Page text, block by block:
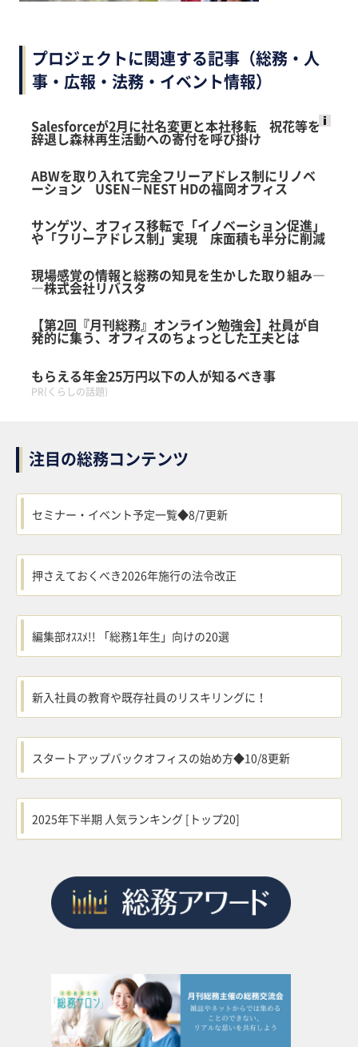
プロジェクトに関連する記事（総務・人
事・広報・法務・イベント情報）
Salesforceが2月に社名変更と本社移転 祝花等を
辞退し森林再生活動への寄付を呼び掛け
ABWを取り入れて完全フリーアドレス制にリノベ
ーション USEN－NEST HDの福岡オフィス
サンゲツ、オフィス移転で「イノベーション促進」
や「フリーアドレス制」実現 床面積も半分に削減
現場感覚の情報と総務の知見を生かした取り組み―
―株式会社リバスタ
【第2回『月刊総務』オンライン勉強会】社員が自
発的に集う、オフィスのちょっとした工夫とは
もらえる年金25万円以下の人が知るべき事
PR(くらしの話題)
注目の総務コンテンツ
セミナー・イベント予定一覧◆8/7更新
押さえておくべき2026年施行の法令改正
編集部ｵｽｽﾒ!! 「総務1年生」向けの20選
新入社員の教育や既存社員のリスキリングに！
スタートアップバックオフィスの始め方◆10/8更新
2025年下半期 人気ランキング [トップ20]